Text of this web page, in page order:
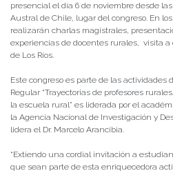
presencial el día 6 de noviembre desde
Austral de Chile, lugar del congreso. En
realizarán charlas magistrales,
experiencias de docentes rurales, visita
de Los Ríos.
Este congreso es parte de las actividades
Regular “Trayectorias de profesores
la escuela rural” es liderada por el
la Agencia Nacional de Investigación y
lidera el Dr. Marcelo Arancibia.
“Extiendo una cordial invitación a
que sean parte de esta enriquecedora